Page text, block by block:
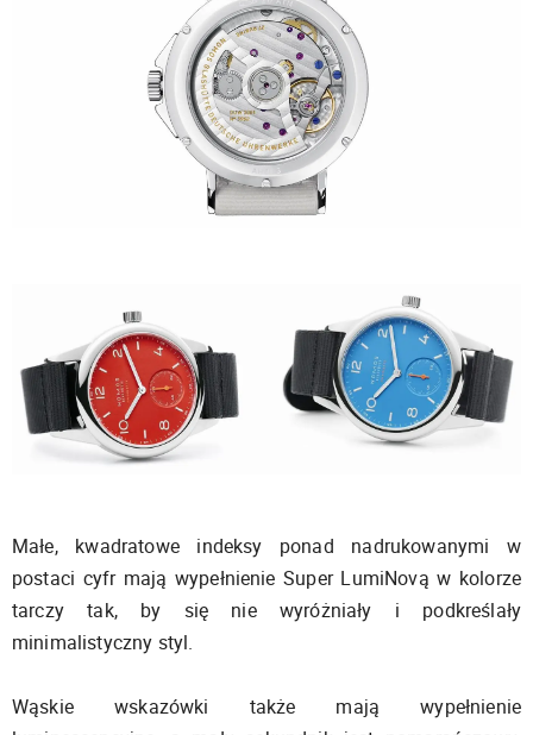
Małe, kwadratowe indeksy ponad nadrukowanymi w
postaci cyfr mają wypełnienie Super LumiNovą w kolorze
tarczy tak, by się nie wyróżniały i podkreślały
minimalistyczny styl.
Wąskie wskazówki także mają wypełnienie